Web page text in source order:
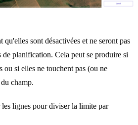
sont désactivées et ne seront pas
de planification. Cela peut se produire si
ou si elles ne touchent pas (ou ne
champ.
lignes pour diviser la limite par